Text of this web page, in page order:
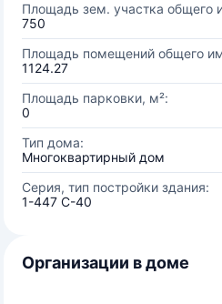
Площадь зем. участка общего
750
Площадь помещений общего
1124.27
Площадь парковки, м²:
0
Тип дома:
Многоквартирный дом
Серия, тип постройки здания:
1-447 С-40
Организации в доме